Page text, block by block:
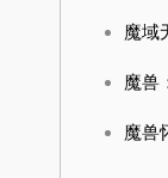
魔域
魔兽
魔兽